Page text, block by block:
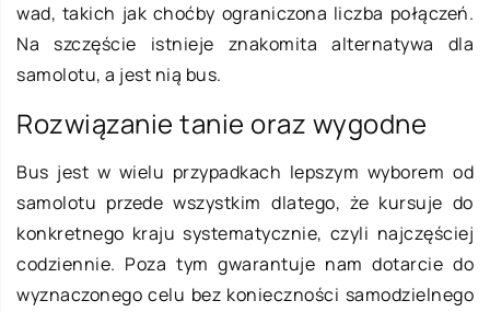
wad, takich jak choćby ograniczona liczba połączeń.
Na szczęście istnieje znakomita alternatywa dla
samolotu, a jest nią bus.
Rozwiązanie tanie oraz wygodne
Bus jest w wielu przypadkach lepszym wyborem od
samolotu przede wszystkim dlatego, że kursuje do
konkretnego kraju systematycznie, czyli najczęściej
codziennie. Poza tym gwarantuje nam dotarcie do
wyznaczonego celu bez konieczności samodzielnego